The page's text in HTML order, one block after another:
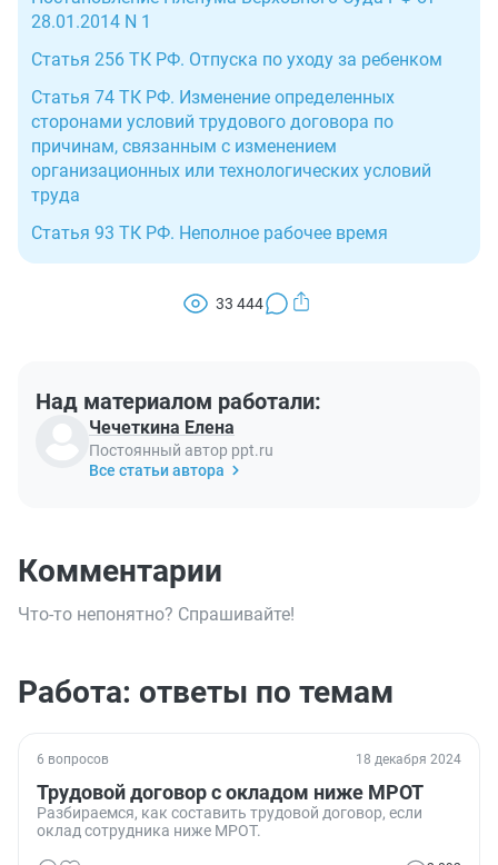
28.01.2014 N 1
Статья 256 ТК РФ. Отпуска по уходу за ребенком
Статья 74 ТК РФ. Изменение определенных
сторонами условий трудового договора по
причинам, связанным с изменением
организационных или технологических условий
труда
Статья 93 ТК РФ. Неполное рабочее время
33 444
Над материалом работали:
Чечеткина Елена
Постоянный автор ppt.ru
Все статьи автора
Комментарии
Что-то непонятно? Спрашивайте!
Работа: ответы по темам
6 вопросов 18 декабря 2024
Трудовой договор с окладом ниже МРОТ
Разбираемся, как составить трудовой договор, если
оклад сотрудника ниже МРОТ.